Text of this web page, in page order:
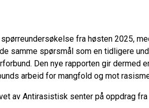
fra høsten 2025,
samme spørsmål som en tidligere
Den nye rapporten gir dermed
arbeid for mangfold og mot
av Antirasistisk senter på oppdrag fra